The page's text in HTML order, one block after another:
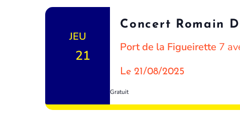
JEU
21
Concert Romain
Port de la Figueirette 7
Le 21/08/2025
Gratuit